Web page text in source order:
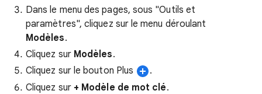
Dans le menu des pages, sous "Outils et
paramètres", cliquez sur le menu déroulant
Modèles.
Cliquez sur Modèles.
Cliquez sur le bouton Plus
.
Cliquez sur + Modèle de mot clé.